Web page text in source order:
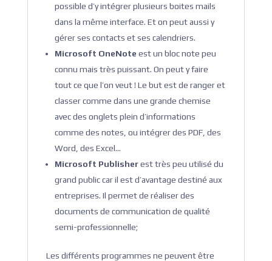
possible d’y intégrer plusieurs boites mails
dans la même interface. Et on peut aussi y
gérer ses contacts et ses calendriers.
Microsoft OneNote est un bloc note peu
connu mais très puissant. On peut y faire
tout ce que l’on veut ! Le but est de ranger et
classer comme dans une grande chemise
avec des onglets plein d’informations
comme des notes, ou intégrer des PDF, des
Word, des Excel…
Microsoft Publisherest très peu utilisé du
grand public car il est d’avantage destiné aux
entreprises. Il permet de réaliser des
documents de communication de qualité
semi-professionnelle;
Les différents programmes ne peuvent être